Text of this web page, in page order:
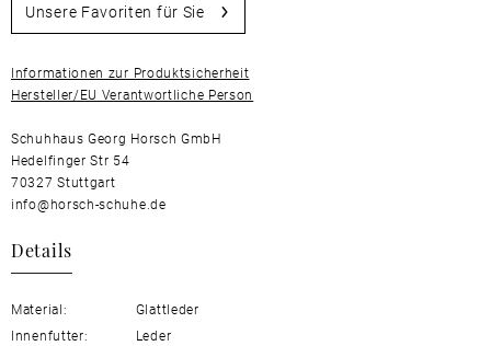
Unsere Favoriten für Sie
Informationen zur Produktsicherheit
Hersteller/EU Verantwortliche Person
Schuhhaus Georg Horsch GmbH
Hedelfinger Str 54
70327 Stuttgart
info@horsch-schuhe.de
Details
Material:
Glattleder
Innenfutter:
Leder